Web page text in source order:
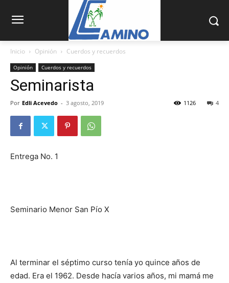
Inicio Opinión Cuerdos y recuerdos
Opinión Cuerdos y recuerdos
Seminarista
Por Edli Acevedo - 3 agosto, 2019 4
1126
Entrega No. 1
Seminario Menor San Pío X
Al terminar el séptimo curso tenía yo quince años de
edad. Era el 1962. Desde hacía varios años, mi mamá me